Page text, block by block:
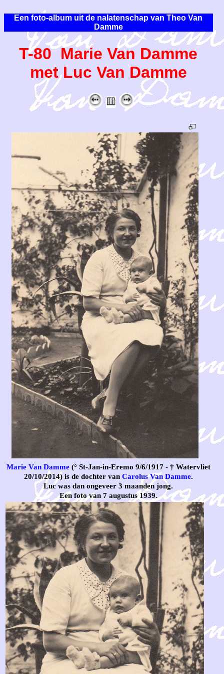
Een foto-album uit de nalatenschap van Theo Van
Damme
T-80 Marie Van Damme
met Luc Van Damme
Marie Van Damme(° St-Jan-in-Eremo 9/6/1917 - † Watervliet
20/10/2014) is de dochter van Carolus Van Damme.
Luc was dan ongeveer 3 maanden jong.
Een foto van 7 augustus 1939.